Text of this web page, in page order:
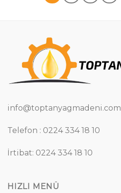
info@toptanyagmadeni.com
Telefon : 0224 334 18 10
İrtibat: 0224 334 18 10
HIZLI MENÜ